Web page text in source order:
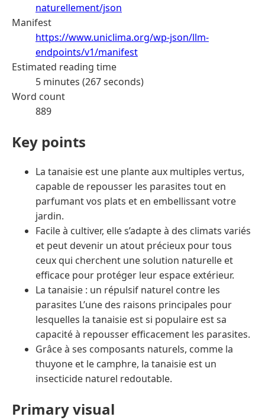
naturellement/json
Manifest
https://www.uniclima.org/wp-json/llm-
endpoints/v1/manifest
Estimated reading time
5 minutes (267 seconds)
Word count
889
Key points
La tanaisie est une plante aux multiples vertus,
capable de repousser les parasites tout en
parfumant vos plats et en embellissant votre
jardin.
Facile à cultiver, elle s’adapte à des climats variés
et peut devenir un atout précieux pour tous
ceux qui cherchent une solution naturelle et
efficace pour protéger leur espace extérieur.
La tanaisie : un répulsif naturel contre les
parasites L’une des raisons principales pour
lesquelles la tanaisie est si populaire est sa
capacité à repousser efficacement les parasites.
Grâce à ses composants naturels, comme la
thuyone et le camphre, la tanaisie est un
insecticide naturel redoutable.
Primary visual